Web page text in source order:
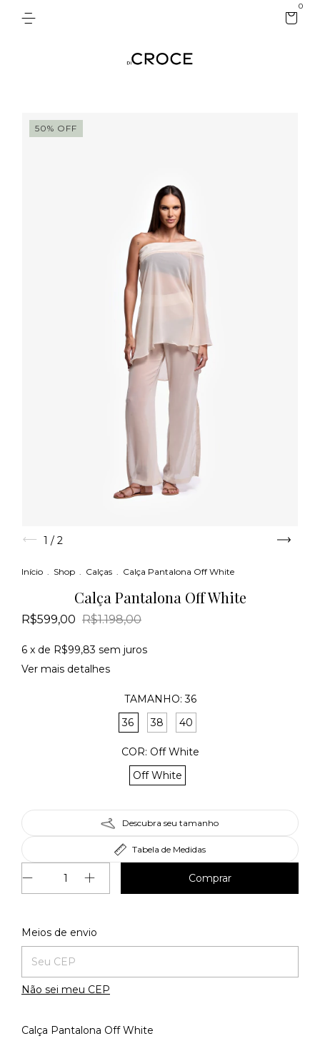
0
50% OFF
1 / 2
Início . Shop . Calças . Calça Pantalona Off White
Calça Pantalona Off White
R$599,00 R$1.198,00
6 x de R$99,83 sem juros
Ver mais detalhes
TAMANHO:36
36
38 40
COR: Off White
Off White
Descubra seu tamanho
Tabela de Medidas
Entregas para o CEP:
Meios de envio
Não sei meu CEP
Calça Pantalona Off White